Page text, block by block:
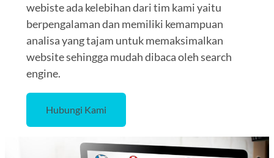
webiste ada kelebihan dari tim kami yaitu
berpengalaman dan memiliki kemampuan
analisa yang tajam untuk memaksimalkan
website sehingga mudah dibaca oleh search
engine.
Hubungi Kami